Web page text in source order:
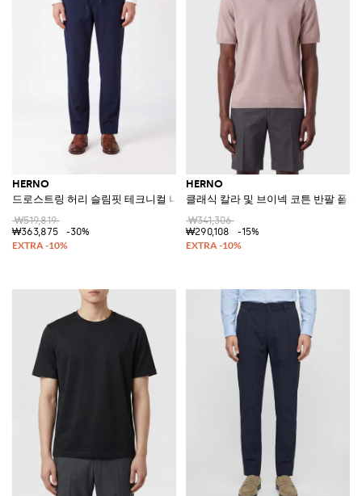
HERNO
드로스트링 허리 슬림핏 테크니컬 나일론 트라우저
₩519,819
₩363,875
-30%
HERNO
클래식 칼라 및 브이넥 코튼 반팔 폴로
₩341,306
₩290,108
-15%